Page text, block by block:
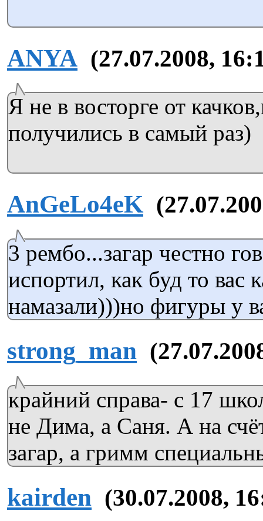
ANYA (27.07.2008,
Я не в восторге от
получились в самый раз)
AnGeLo4eK
3 рембо...загар честно
испортил, как буд то вас
намазали)))но фигуры у
strong_man
крайний справа- с 17
не Дима, а Саня. А на
загар, а гримм
kairden (30.07.2008,